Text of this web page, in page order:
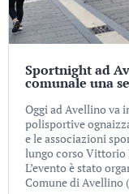
Sportnight ad
comunale una
Oggi ad Avellino va
polisportive
e le associazioni
lungo corso Vittorio
L’evento è stato
Comune di Avellino